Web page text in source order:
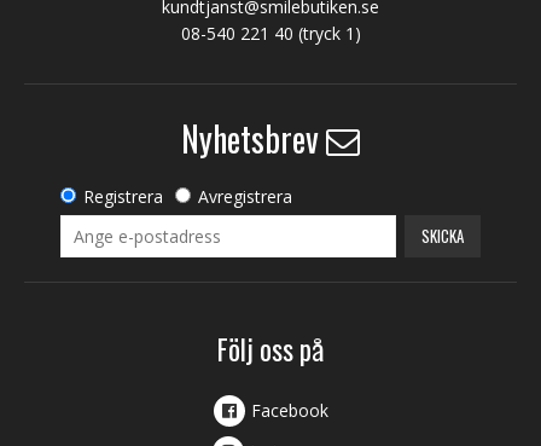
kundtjanst@smilebutiken.se
08-540 221 40 (tryck 1)
Nyhetsbrev
Registrera Avregistrera
SKICKA
Följ oss på
Facebook